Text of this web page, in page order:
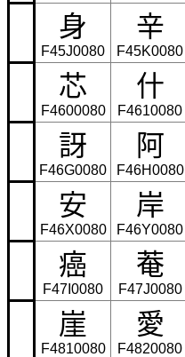
身
F45J0080
辛
F45K0080
芯
F4600080
什
F4610080
訝
F46G0080
阿
F46H0080
安
F46X0080
岸
F46Y0080
癌
F47I0080
菴
F47J0080
崖
F4810080
愛
F4820080